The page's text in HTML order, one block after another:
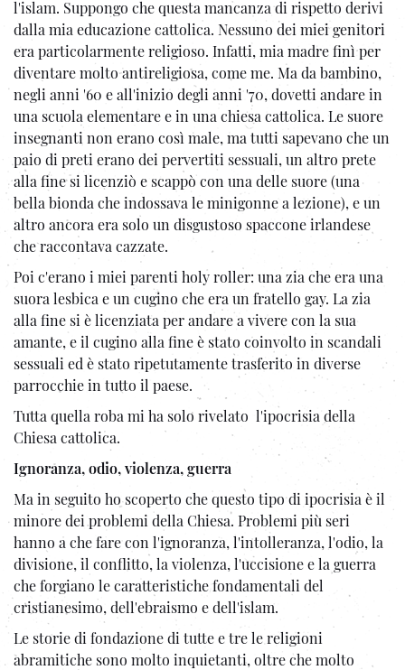
l'islam. Suppongo che questa mancanza di rispetto derivi
dalla mia educazione cattolica. Nessuno dei miei genitori
era particolarmente religioso. Infatti, mia madre finì per
diventare molto antireligiosa, come me. Ma da bambino,
negli anni '60 e all'inizio degli anni '70, dovetti andare in
una scuola elementare e in una chiesa cattolica. Le suore
insegnanti non erano così male, ma tutti sapevano che un
paio di preti erano dei pervertiti sessuali, un altro prete
alla fine si licenziò e scappò con una delle suore (una
bella bionda che indossava le minigonne a lezione), e un
altro ancora era solo un disgustoso spaccone irlandese
che raccontava cazzate.
Poi c'erano i miei parenti holy roller: una zia che era una
suora lesbica e un cugino che era un fratello gay. La zia
alla fine si è licenziata per andare a vivere con la sua
amante, e il cugino alla fine è stato coinvolto in scandali
sessuali ed è stato ripetutamente trasferito in diverse
parrocchie in tutto il paese.
Tutta quella roba mi ha solo rivelato l'ipocrisia della
Chiesa cattolica.
Ignoranza, odio, violenza, guerra
Ma in seguito ho scoperto che questo tipo di ipocrisia è il
minore dei problemi della Chiesa. Problemi più seri
hanno a che fare con l'ignoranza, l'intolleranza, l'odio, la
divisione, il conflitto, la violenza, l'uccisione e la guerra
che forgiano le caratteristiche fondamentali del
cristianesimo, dell'ebraismo e dell'islam.
Le storie di fondazione di tutte e tre le religioni
abramitiche sono molto inquietanti, oltre che molto